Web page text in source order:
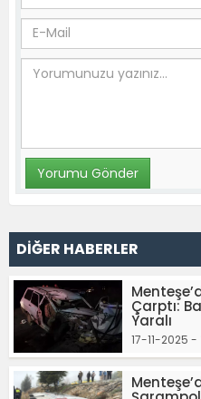
DİĞER HABERLER
Çarptı:
Yaralı
17-11-2025 -